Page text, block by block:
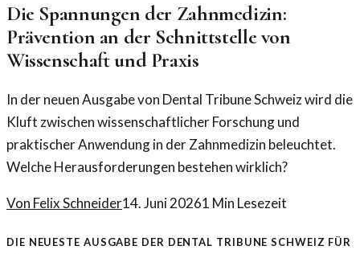
Die Spannungen der Zahnmedizin:
Prävention an der Schnittstelle von
Wissenschaft und Praxis
In der neuen Ausgabe von Dental Tribune Schweiz wird die
Kluft zwischen wissenschaftlicher Forschung und
praktischer Anwendung in der Zahnmedizin beleuchtet.
Welche Herausforderungen bestehen wirklich?
Von Felix Schneider14. Juni 20261 Min Lesezeit
Die neueste Ausgabe der Dental Tribune Schweiz für